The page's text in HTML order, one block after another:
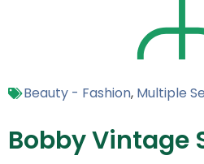
Beauty - Fashion, Multiple
Bobby Vintage